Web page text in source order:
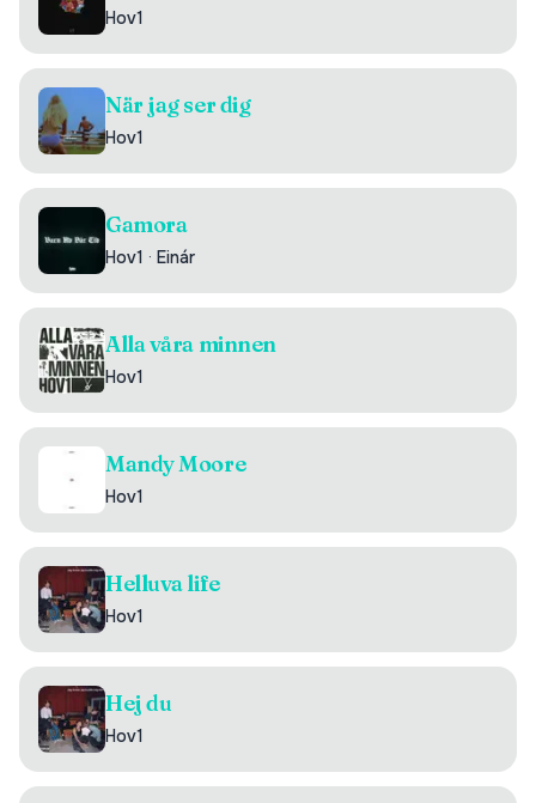
Hov1
När jag ser dig
Hov1
Gamora
Hov1 · Einár
Alla våra minnen
Hov1
Mandy Moore
Hov1
Helluva life
Hov1
Hej du
Hov1